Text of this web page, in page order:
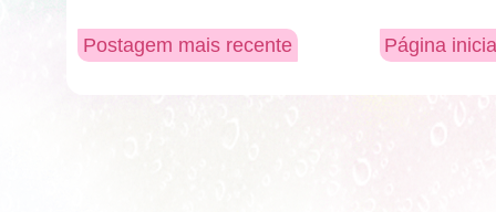
Postagem mais recente Página